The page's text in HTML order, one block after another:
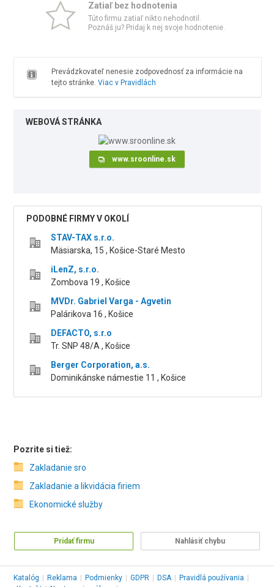
Zatiaľ bez hodnotenia
Túto firmu zatiaľ nikto nehodnotil.
Poznáš ju? Pridaj k nej svoje hodnotenie.
Prevádzkovateľ nenesie zodpovednosť za informácie na
tejto stránke. Viac v Pravidlách
WEBOVÁ STRÁNKA
www.sroonline.sk
PODOBNÉ FIRMY V OKOLÍ
STAV-TAX s.r.o.
Mäsiarska, 15 , Košice-Staré Mesto
iLenZ, s.r.o.
Zombova 19 , Košice
MVDr. Gabriel Varga - Agvetin
Palárikova 16 , Košice
DEFACTO, s.r.o
Tr. SNP 48/A , Košice
Berger Corporation, a.s.
Dominikánske námestie 11 , Košice
Pozrite si tiež:
Zakladanie sro
Zakladanie a likvidácia firiem
Ekonomické služby
Pridať firmu Nahlásiť chybu
Katalóg Reklama Podmienky GDPR DSA Pravidlá používania